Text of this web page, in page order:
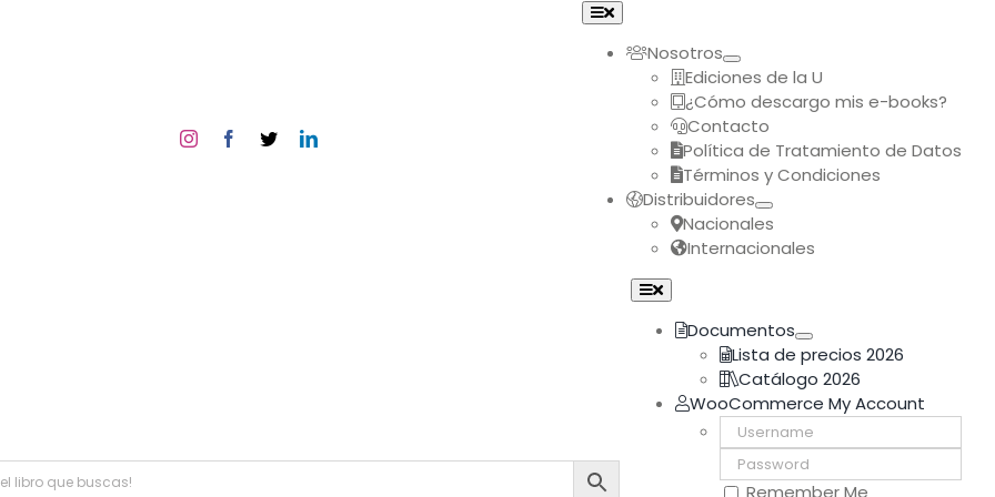
Toggle
Navigation
Nosotros
Ediciones de la U
¿Cómo descargo mis e-books?
Contacto
Política de Tratamiento de Datos
Términos y Condiciones
Distribuidores
Nacionales
Internacionales
Toggle
Navigation
Documentos
Lista de precios 2026
Catálogo 2026
WooCommerce My Account
Username:
Password:
Remember Me